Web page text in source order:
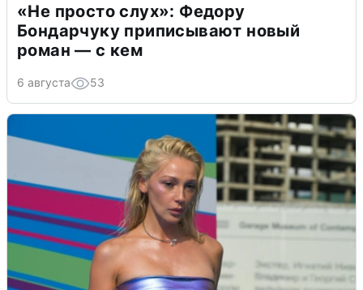
«Не просто слух»: Федору
Бондарчуку приписывают новый
роман — с кем
6 августа 53